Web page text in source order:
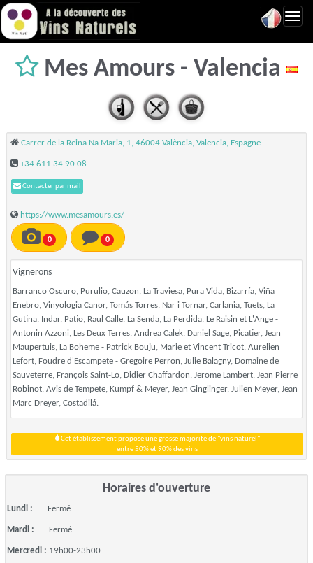
Mes Amours - Valencia
Carrer de la Reina Na Maria, 1, 46004 València, Valencia, Espagne
+34 611 34 90 08
Contacter par mail
https://www.mesamours.es/
0 0
Vignerons
Barranco Oscuro, Purulio, Cauzon, La Traviesa, Pura Vida, Bizarría, Viña
Enebro, Vinyologia Canor, Tomás Torres, Nar i Tornar, Carlania, Tuets, La
Gutina, Indar, Patio, Raul Calle, La Senda, La Perdida, Le Raisin et L'Ange -
Antonin Azzoni, Les Deux Terres, Andrea Calek, Daniel Sage, Picatier, Jean
Maupertuis, La Boheme - Patrick Bouju, Marie et Vincent Tricot, Aurelien
Lefort, Foudre d'Escampete - Gregoire Perron, Julie Balagny, Domaine de
Sauveterre, François Saint-Lo, Didier Chaffardon, Jerome Lambert, Jean Pierre
Robinot, Avis de Tempete, Kumpf & Meyer, Jean Ginglinger, Julien Meyer, Jean
Marc Dreyer, Costadilá.
Cet établissement propose une grosse majorité de "vins naturel"
entre 50% et 90% des vins
Horaires d'ouverture
Lundi : Fermé
Mardi : Fermé
Mercredi : 19h00-23h00